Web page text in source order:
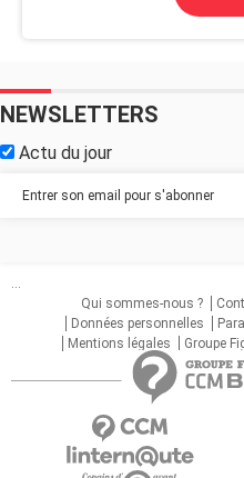
NEWSLETTERS
Actu du jour
...
Qui sommes-nous ?
Données personnelles
Mentions légales
Groupe